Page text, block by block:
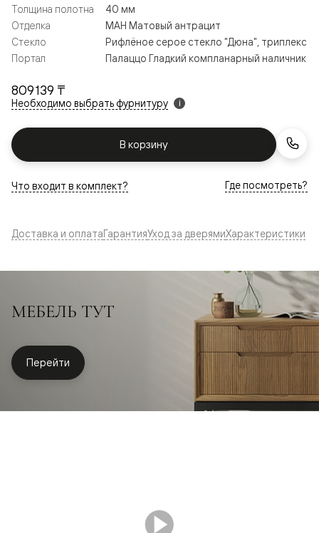
809 139 ₸
Необходимо выбрать фурнитуру i
В корзину
Толщина полотна
40 мм
Отделка
МАН Матовый антрацит
Стекло
Рифлёное серое стекло "Дюна", триплекс
Портал
Палаццо Гладкий компланарный наличник
Что входит в комплект? Где посмотреть?
Доставка и оплатаГарантияУход за дверямиХарактеристики
МЕБЕЛЬ ТУТ
Перейти